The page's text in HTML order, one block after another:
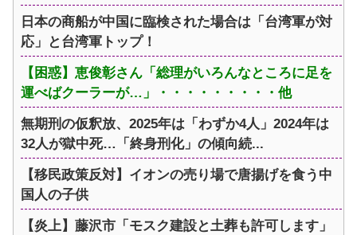
日本の商船が中国に臨検された場合は「台湾軍が対
応」と台湾軍トップ！
【困惑】恵俊彰さん「総理がいろんなところに足を
運べばクーラーが…」・・・・・・・・・他
無期刑の仮釈放、2025年は「わずか4人」2024年は
32人が獄中死…「終身刑化」の傾向続...
【移民政策反対】イオンの売り場で唐揚げを食う中
国人の子供
【炎上】藤沢市「モスク建設と土葬も許可します」